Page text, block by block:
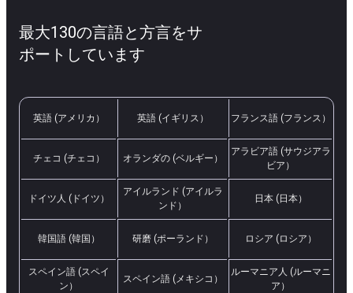
最大130の言語と方言をサ
ポートしています
英語 (アメリカ） 英語 (イギリス） フランス語 (フランス）
チェコ (チェコ） オランダの (ベルギー）
アラビア語 (サウジアラ
ビア）
ドイツ人 (ドイツ）
アイルランド (アイルラ
ンド）
日本 (日本）
韓国語 (韓国） 研磨 (ポーランド） ロシア (ロシア）
スペイン語 (スペイ
ン）
スペイン語 (メキシコ）
ルーマニア人 (ルーマニ
ア）